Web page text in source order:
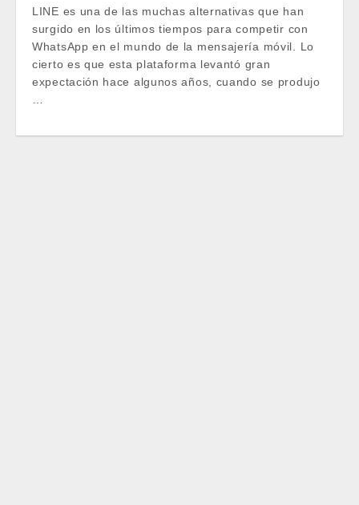
LINE es una de las muchas alternativas que han
surgido en los últimos tiempos para competir con
WhatsApp en el mundo de la mensajería móvil. Lo
cierto es que esta plataforma levantó gran
expectación hace algunos años, cuando se produjo